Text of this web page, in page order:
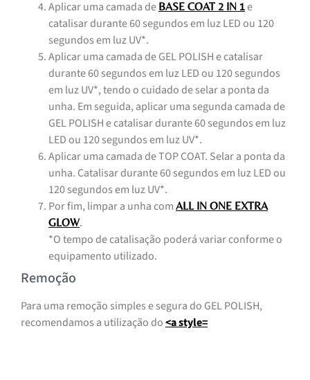
Aplicar uma camada de BASE COAT 2 IN 1e
catalisar durante 60 segundos em luz LED ou 120
segundos em luz UV*.
Aplicar uma camada de GEL POLISH e catalisar
durante 60 segundos em luz LED ou 120 segundos
em luz UV*, tendo o cuidado de selar a ponta da
unha. Em seguida, aplicar uma segunda camada de
GEL POLISH e catalisar durante 60 segundos em luz
LED ou 120 segundos em luz UV*.
Aplicar uma camada de TOP COAT. Selar a ponta da
unha. Catalisar durante 60 segundos em luz LED ou
120 segundos em luz UV*.
Por fim, limpar a unha com ALL IN ONE EXTRA
GLOW.
*O tempo de catalisação poderá variar conforme o
equipamento utilizado.
Remoção
Para uma remoção simples e segura do GEL POLISH,
recomendamos a utilização do<a style=